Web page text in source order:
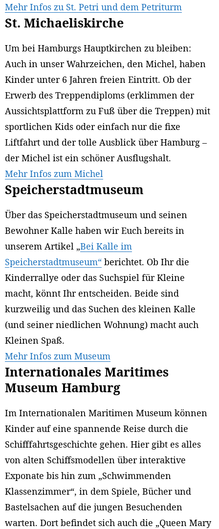
Mehr Infos zu St. Petri und dem Petriturm
St. Michaeliskirche
Um bei Hamburgs Hauptkirchen zu bleiben:
Auch in unser Wahrzeichen, den Michel, haben
Kinder unter 6 Jahren freien Eintritt. Ob der
Erwerb des Treppendiploms (erklimmen der
Aussichtsplattform zu Fuß über die Treppen) mit
sportlichen Kids oder einfach nur die fixe
Liftfahrt und der tolle Ausblick über Hamburg –
der Michel ist ein schöner Ausflugshalt.
Mehr Infos zum Michel
Speicherstadtmuseum
Über das Speicherstadtmuseum und seinen
Bewohner Kalle haben wir Euch bereits in
unserem Artikel „Bei Kalle im
Speicherstadtmuseum“ berichtet. Ob Ihr die
Kinderrallye oder das Suchspiel für Kleine
macht, könnt Ihr entscheiden. Beide sind
kurzweilig und das Suchen des kleinen Kalle
(und seiner niedlichen Wohnung) macht auch
Kleinen Spaß.
Mehr Infos zum Museum
Internationales Maritimes
Museum Hamburg
Im Internationalen Maritimen Museum können
Kinder auf eine spannende Reise durch die
Schifffahrtsgeschichte gehen. Hier gibt es alles
von alten Schiffsmodellen über interaktive
Exponate bis hin zum „Schwimmenden
Klassenzimmer“, in dem Spiele, Bücher und
Bastelsachen auf die jungen Besuchenden
warten. Dort befindet sich auch die „Queen Mary